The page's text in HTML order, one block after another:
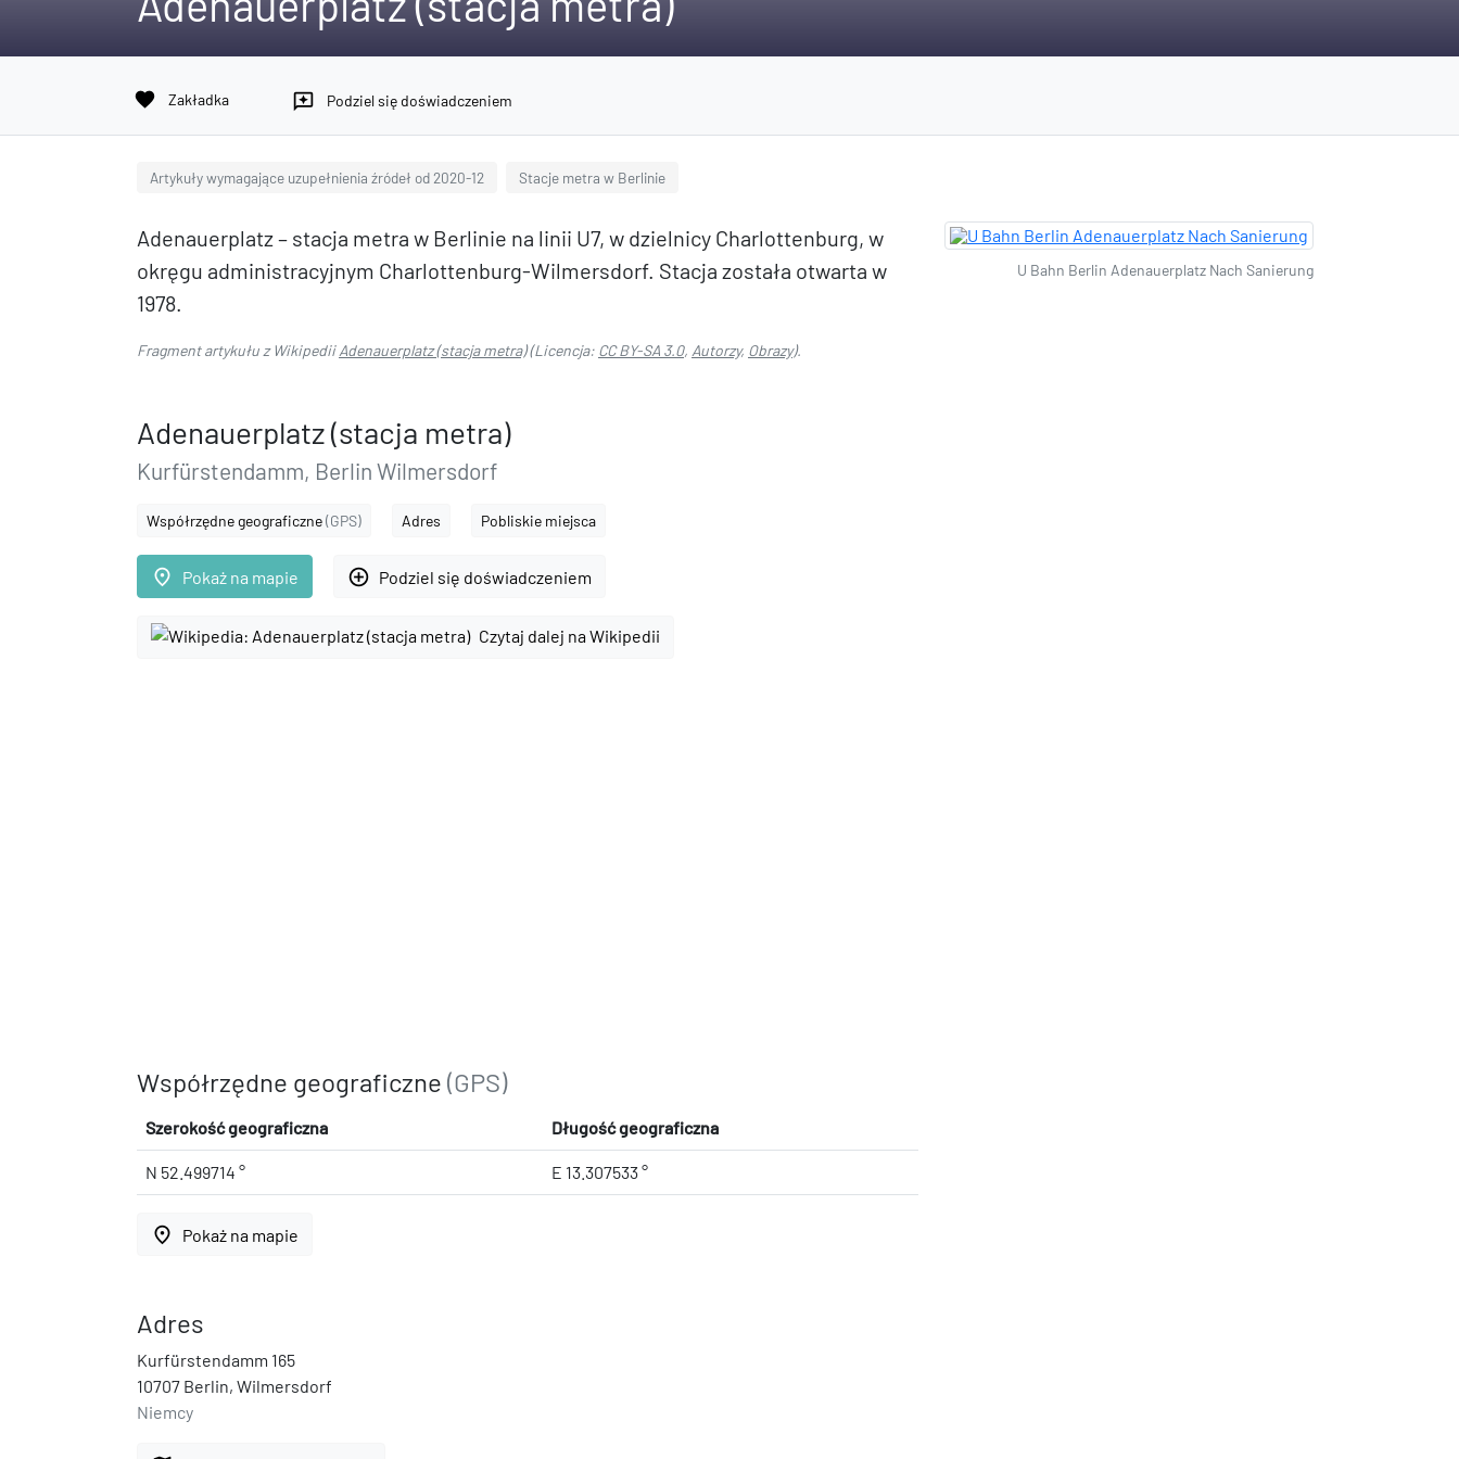
favorite Zakładka reviews Podziel się doświadczeniem
Artykuły wymagające uzupełnienia źródeł od 2020-12 Stacje metra w Berlinie
Adenauerplatz – stacja metra w Berlinie na linii U7, w dzielnicy Charlottenburg, w
okręgu administracyjnym Charlottenburg-Wilmersdorf. Stacja została otwarta w
1978.
Fragment artykułu z WikipediiAdenauerplatz (stacja metra)(Licencja: CC BY-SA 3.0, Autorzy, Obrazy).
Adenauerplatz (stacja metra)
Kurfürstendamm, Berlin Wilmersdorf
Współrzędne geograficzne(GPS) Adres Pobliskie miejsca
place Pokaż na mapie add_circle_outline Podziel się doświadczeniem
Czytaj dalej na Wikipedii
Współrzędne geograficzne (GPS)
Szerokość geograficzna Długość geograficzna
N 52.499714 ° E 13.307533 °
place Pokaż na mapie
Adres
Kurfürstendamm 165
10707 Berlin, Wilmersdorf
Niemcy
U Bahn Berlin Adenauerplatz Nach Sanierung